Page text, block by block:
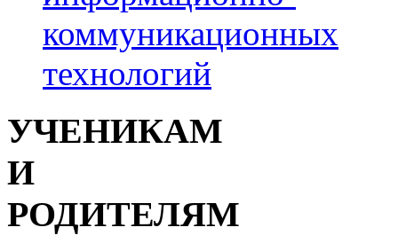
коммуникационных
технологий
УЧЕНИКАМ
И
РОДИТЕЛЯМ